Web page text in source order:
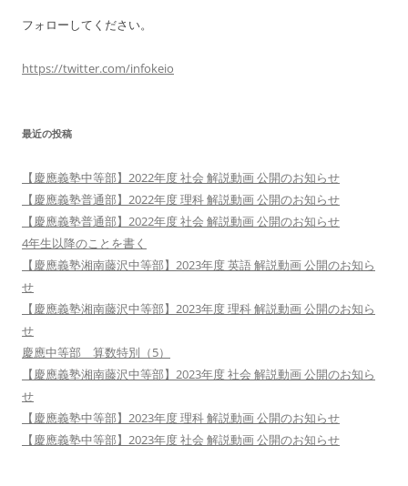
フォローしてください。
https://twitter.com/infokeio
最近の投稿
【慶應義塾中等部】2022年度 社会 解説動画 公開のお知らせ
【慶應義塾普通部】2022年度 理科 解説動画 公開のお知らせ
【慶應義塾普通部】2022年度 社会 解説動画 公開のお知らせ
4年生以降のことを書く
【慶應義塾湘南藤沢中等部】2023年度 英語 解説動画 公開のお知ら
せ
【慶應義塾湘南藤沢中等部】2023年度 理科 解説動画 公開のお知ら
せ
慶應中等部 算数特別（5）
【慶應義塾湘南藤沢中等部】2023年度 社会 解説動画 公開のお知ら
せ
【慶應義塾中等部】2023年度 理科 解説動画 公開のお知らせ
【慶應義塾中等部】2023年度 社会 解説動画 公開のお知らせ